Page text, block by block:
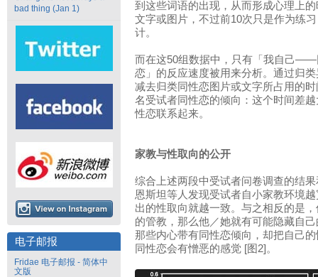
bad thing (Jan 1)
电子邮报
Fridae 电子邮报 - 简体中
文版
到这些词语的出现，从而形成心理上
文字或图片，不过前10次只是作为练
计。
而在这50组数据中，只有「我自己
恋」的反应速度被用来分析。通过归
减去归类同性恋图片或文字所占用的
名受试者同性恋的倾向：这个时间差
性恋联系起来。
家教与性取向的公开
综合上述两段中受试者问卷调查的结
恩斯坦等人发现受试者自小家教环境
出的性取向就越一致。与之相反的是
的管教，那么他／她就有可能隐藏自
那些内心带有同性恋倾向，却把自己
同性恋会有憎恶的感觉 [图2]。